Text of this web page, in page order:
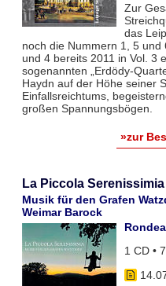
Zur
das
noch die Nummern 1, 5
und 4 bereits 2011 in Vol. 3
sogenannten „Erdödy-
Haydn auf der Höhe seiner
Einfallsreichtums,
großen Spannungsbögen.
»zur
La Piccola Serenissimia
Musik für den Grafen
Weimar Barock
1 CD •